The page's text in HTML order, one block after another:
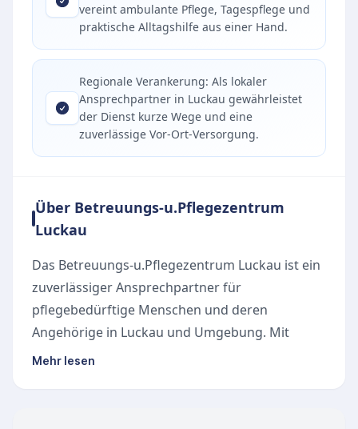
vereint ambulante Pflege, Tagespflege und
praktische Alltagshilfe aus einer Hand.
Regionale Verankerung: Als lokaler
Ansprechpartner in Luckau gewährleistet
der Dienst kurze Wege und eine
zuverlässige Vor-Ort-Versorgung.
Über Betreuungs-u.Pflegezentrum
Luckau
Das Betreuungs-u.Pflegezentrum Luckau ist ein
zuverlässiger Ansprechpartner für
pflegebedürftige Menschen und deren
Angehörige in Luckau und Umgebung. Mit
einem engagierten Team unterstützt der
Mehr lesen